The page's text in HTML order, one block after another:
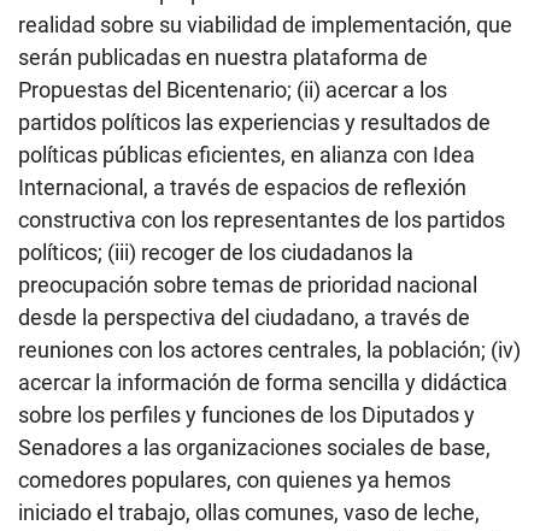
realidad sobre su viabilidad de implementación, que
serán publicadas en nuestra plataforma de
Propuestas del Bicentenario; (ii) acercar a los
partidos políticos las experiencias y resultados de
políticas públicas eficientes, en alianza con Idea
Internacional, a través de espacios de reflexión
constructiva con los representantes de los partidos
políticos; (iii) recoger de los ciudadanos la
preocupación sobre temas de prioridad nacional
desde la perspectiva del ciudadano, a través de
reuniones con los actores centrales, la población; (iv)
acercar la información de forma sencilla y didáctica
sobre los perfiles y funciones de los Diputados y
Senadores a las organizaciones sociales de base,
comedores populares, con quienes ya hemos
iniciado el trabajo, ollas comunes, vaso de leche,